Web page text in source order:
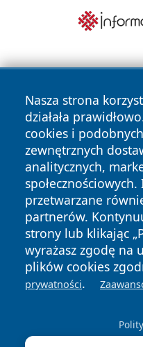
Nasza strona
działała
cookies i
zewnętrznych
analitycznych,
przetwarzane
partnerów.
strony lub klikając
wyrażasz zgodę na
plików cookies
prywatności.
Copyright © 2026
zastrzeżone.
News Autorzy